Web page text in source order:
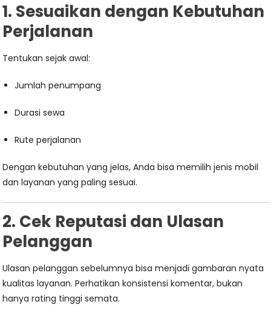
1. Sesuaikan dengan Kebutuhan
Perjalanan
Tentukan sejak awal:
Jumlah penumpang
Durasi sewa
Rute perjalanan
Dengan kebutuhan yang jelas, Anda bisa memilih jenis mobil
dan layanan yang paling sesuai.
2. Cek Reputasi dan Ulasan
Pelanggan
Ulasan pelanggan sebelumnya bisa menjadi gambaran nyata
kualitas layanan. Perhatikan konsistensi komentar, bukan
hanya rating tinggi semata.